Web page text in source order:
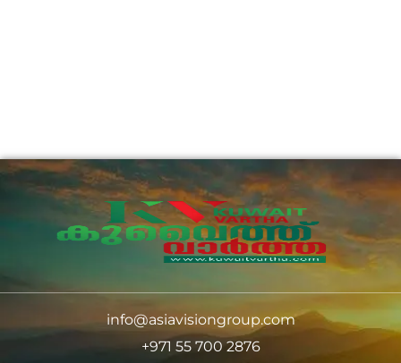
info@asiavisiongroup.com
+971 55 700 2876